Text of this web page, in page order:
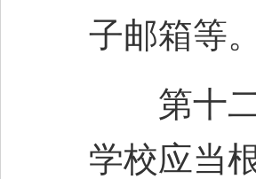
子邮箱等。
第十二
学校应当